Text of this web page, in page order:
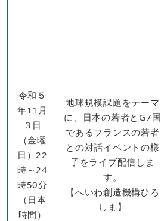
令和５
年11月
３日
（金曜
日）22
時～24
時50分
（日本
時間）
地球規模課題をテーマ
に、日本の若者とG7国
であるフランスの若者
との対話イベントの様
子をライブ配信しま
す。
【へいわ創造機構ひろ
しま】